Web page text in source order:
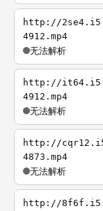
http://
4912.mp4
无法解析
http://
4912.mp4
无法解析
http://
4873.mp4
无法解析
http://